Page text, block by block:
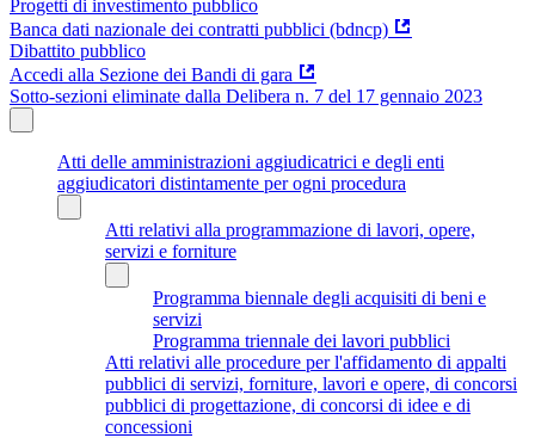
Progetti di investimento pubblico
Banca dati nazionale dei contratti pubblici (bdncp)
Dibattito pubblico
Accedi alla Sezione dei Bandi di gara
Sotto-sezioni eliminate dalla Delibera n. 7 del 17 gennaio 2023
Atti delle amministrazioni aggiudicatrici e degli enti
aggiudicatori distintamente per ogni procedura
Atti relativi alla programmazione di lavori, opere,
servizi e forniture
Programma biennale degli acquisiti di beni e
servizi
Programma triennale dei lavori pubblici
Atti relativi alle procedure per l'affidamento di appalti
pubblici di servizi, forniture, lavori e opere, di concorsi
pubblici di progettazione, di concorsi di idee e di
concessioni